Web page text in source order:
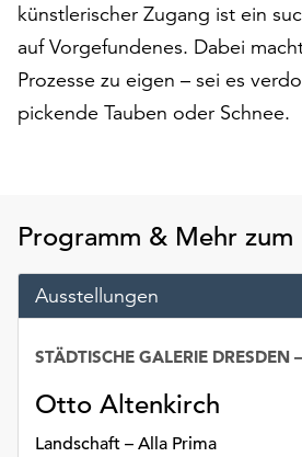
Funktionale
Cookies
werden
auch
ohne
ausgeführt.
Sie
die
verwendeten
Cookies
anpassen,
erreichen
Sie
künstlerischer Zugang ist ein
auf Vorgefundenes. Dabei
Prozesse zu eigen – sei es
pickende Tauben oder Schnee.
Programm & Mehr zum
Ausstellungen
Otto Altenkirch
Landschaft – Alla Prima